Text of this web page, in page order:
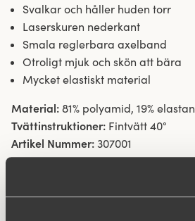
Svalkar och håller huden torr
Laserskuren nederkant
Smala reglerbara axelband
Otroligt mjuk och skön att bära
Mycket elastiskt material
Material: 81% polyamid, 19%
Tvättinstruktioner: Fintvätt 40°
Artikel Nummer: 307001
Vad gör den så